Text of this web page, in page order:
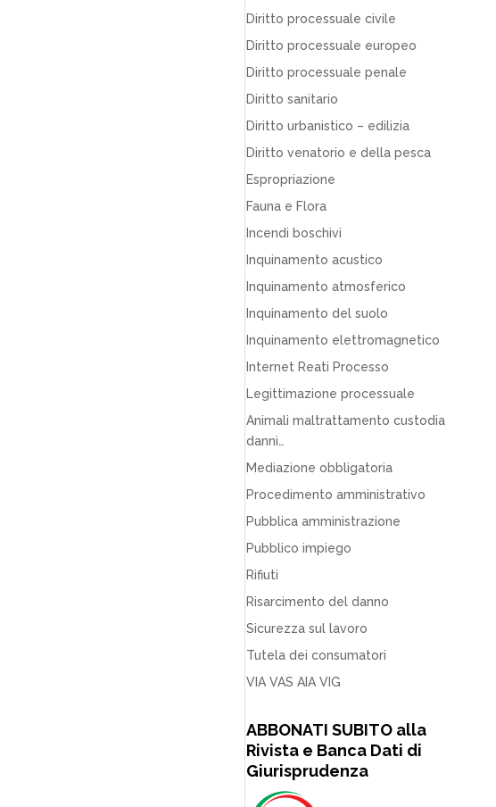
Diritto processuale civile
Diritto processuale europeo
Diritto processuale penale
Diritto sanitario
Diritto urbanistico – edilizia
Diritto venatorio e della pesca
Espropriazione
Fauna e Flora
Incendi boschivi
Inquinamento acustico
Inquinamento atmosferico
Inquinamento del suolo
Inquinamento elettromagnetico
Internet Reati Processo
Legittimazione processuale
Animali maltrattamento custodia
danni…
Mediazione obbligatoria
Procedimento amministrativo
Pubblica amministrazione
Pubblico impiego
Rifiuti
Risarcimento del danno
Sicurezza sul lavoro
Tutela dei consumatori
VIA VAS AIA VIG
ABBONATI SUBITO alla
Rivista e Banca Dati di
Giurisprudenza